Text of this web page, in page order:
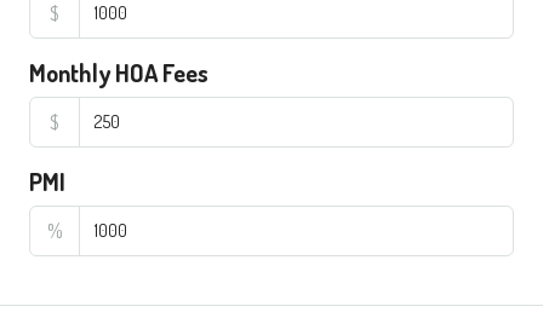
$
Monthly HOA Fees
$
PMI
%